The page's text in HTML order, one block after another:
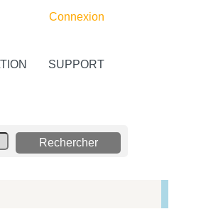
Connexion
SUPPORT